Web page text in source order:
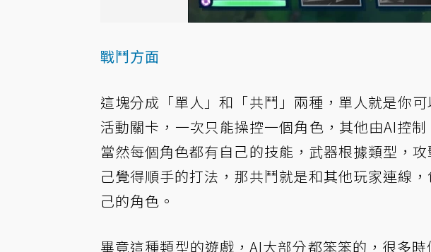
戰鬥方面
這塊分成「單人」和「共鬥」兩種，單人就是你
活動關卡，一次只能操控一個角色，其他由AI控
當然每個角色都有自己的技能，武器根據類型，
己覺得順手的打法，那共鬥就是和其他玩家連線
己的角色。
畢竟這種類型的遊戲，AI大部分都笨笨的，很多